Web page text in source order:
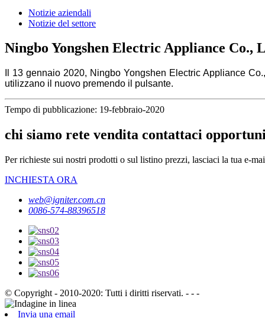
Notizie aziendali
Notizie del settore
Ningbo Yongshen Electric Appliance
Il 13 gennaio 2020, Ningbo Yongshen Electric Appliance
utilizzano il nuovo premendo il pulsante.
Tempo di pubblicazione: 19-febbraio-2020
chi siamo rete vendita contattaci
Per richieste sui nostri prodotti o sul listino prezzi, lasciaci la tua e-
INCHIESTA ORA
web@igniter.com.cn
0086-574-88396518
© Copyright - 2010-2020: Tutti i diritti riservati. - - -
Invia una email